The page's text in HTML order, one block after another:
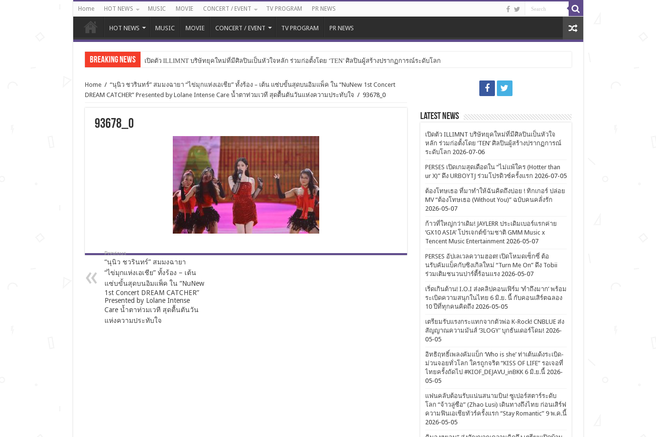
Home HOT NEWS MUSIC MOVIE CONCERT / EVENT TV PROGRAM PR NEWS
HOT NEWS MUSIC MOVIE CONCERT / EVENT TV PROGRAM PR NEWS
Breaking News เปิดตัว ILLIMNT บริษัทยุคใหม่ที่มีศิลปินเป็นหัวใจหลัก ร่วมก่อตั้งโดย ‘TEN’ ศิลปินผู้สร้างปรากฏการณ์ระดับโลก
Home / “นุนิว ชวรินทร์” สมมงฉายา “ไข่มุกแห่งเอเชีย” ทั้งร้อง – เต้น แซ่บขั้นสุดบนอิมแพ็ค ใน “NuNew 1st Concert
DREAM CATCHER” Presented by Lolane Intense Care น้ำตาท่วมเวที สุดตื้นตันวันแห่งความประทับใจ / 93678_0
93678_0
Previous
“นุนิว ชวรินทร์” สมมงฉายา
“ไข่มุกแห่งเอเชีย” ทั้งร้อง – เต้น
แซ่บขั้นสุดบนอิมแพ็ค ใน “NuNew
1st Concert DREAM CATCHER”
Presented by Lolane Intense
Care น้ำตาท่วมเวที สุดตื้นตันวัน
แห่งความประทับใจ
Latest News
เปิดตัว ILLIMNT บริษัทยุคใหม่ที่มีศิลปินเป็นหัวใจ
หลัก ร่วมก่อตั้งโดย ‘TEN’ ศิลปินผู้สร้างปรากฏการณ์
ระดับโลก 2026-07-06
PERSES เปิดเกมสุดเดือดใน “ไม่แพ้ใคร (Hotter than
ur X)” ดึง URBOYTJ ร่วมโปรดิวซ์ครั้งแรก 2026-07-05
ต้องโทษเธอ ที่มาทำให้ฉันคิดถึงบ่อย ! ทิกเกอร์ ปล่อย
MV “ต้องโทษเธอ (Without You)” ฉบับคนคลั่งรัก
2026-05-07
ก้าวที่ใหญ่กว่าเดิม! JAYLERR ประเดิมเบอร์แรกค่าย
‘GX10 ASIA’ โปรเจกต์ข้ามชาติ GMM Music x
Tencent Music Entertainment 2026-05-07
PERSES อัปเลเวลความฮอต! เปิดโหมดเซ็กซี่ ต้อ
นรับคัมแบ็คกับซิงเกิลใหม่ “Turn Me On” ดึง Tobii
ร่วมเติมชนวนปาร์ตี้ร้อนแรง 2026-05-07
เริ่ดเกินต้าน! I.O.I ส่งคลิปคอนเฟิร์ม ‘ทำถึงมาก’ พร้อม
ระเบิดความสนุกในไทย 6 มิ.ย. นี้ กับคอนเสิร์ตฉลอง
10 ปีที่ทุกคนคิดถึง 2026-05-05
เตรียมรับแรงกระแทกจากตัวพ่อ K-Rock! CNBLUE ส่ง
สัญญาณความมันส์ ‘3LOGY’ บุกธันเดอร์โดม! 2026-
05-05
อิทธิฤทธิ์เพลงคัมแบ็ก ‘Who is she’ ท่าเต้นเด้งระเบิด-
ม่วนจอยทั่วโลก ใครถูกจริต “KISS OF LIFE” รอเจอที่
ไทยครั้งถัดไป #KIOF_DEJAVU_inBKK 6 มิ.ย.นี้ 2026-
05-05
แฟนคลับต้อนรับแน่นสนามบิน! ซูเปอร์สตาร์ระดับ
โลก “จ้าวลู่ซือ” (Zhao Lusi) เดินทางถึงไทย ก่อนเสิร์ฟ
ความฟินเอเชียทัวร์ครั้งแรก “Stay Romantic” 9 พ.ค.นี้
2026-05-05